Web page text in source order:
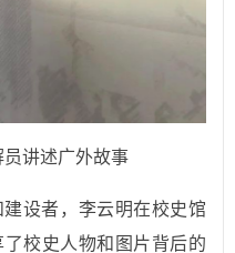
讲述广外故事
设者，李云明在校史馆
校史人物和图片背后的